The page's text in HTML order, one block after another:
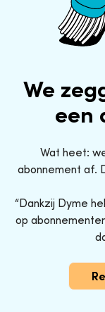
We
een
Wat heet:
abonnement af.
“Dankzij Dyme
op